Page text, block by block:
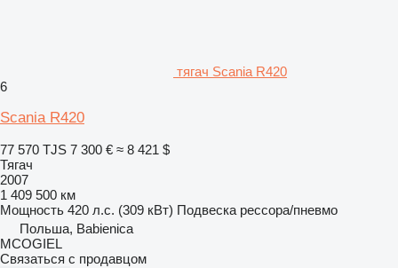
тягач Scania R420
6
Scania R420
77 570 TJS 7 300 € ≈ 8 421 $
Тягач
2007
1 409 500 км
Мощность 420 л.с. (309 кВт) Подвеска рессора/пневмо
Польша, Babienica
MCOGIEL
Связаться с продавцом